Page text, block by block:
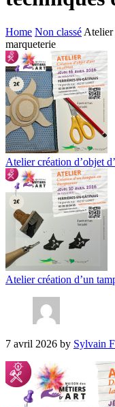
Home Non classé Atelier
marqueterie
Atelier création d’objet
Atelier création d’un
7 avril 2026 by Sylvain